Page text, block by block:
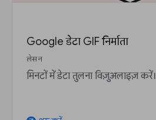
Google डेटा GIF निर्माता
लेसन
मिनटों में डेटा तुलना विज़ुअलाइज़ करें।